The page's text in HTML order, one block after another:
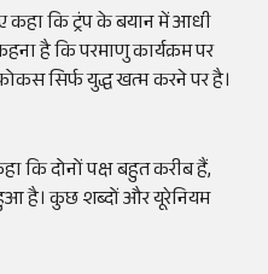
कहा कि ट्रंप के बयान में आधी
है कि परमाणु कार्यक्रम पर
सिर्फ युद्ध खत्म करने पर है।
कि दोनों पक्ष बहुत करीब हैं,
है। कुछ शब्दों और यूरेनियम